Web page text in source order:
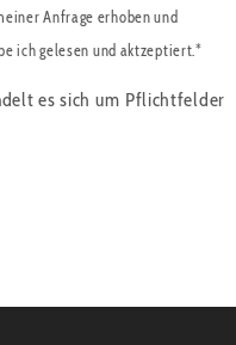
Anfrage erhoben und
ich gelesen und aktzeptiert.*
es sich um Pflichtfelder